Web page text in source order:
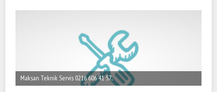
Maksan Teknik Servis 0216 606 41 57..